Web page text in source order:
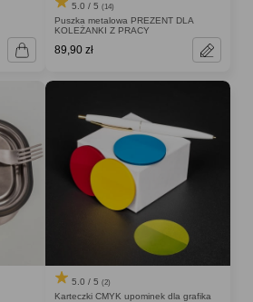
5.0 / 5 (14)
Puszka metalowa PREZENT DLA
KOLEŻANKI Z PRACY
89,90 zł
5.0 / 5 (2)
Karteczki CMYK upominek dla grafika